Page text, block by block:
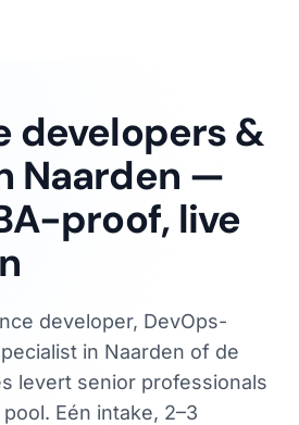
developers &
Naarden —
proof, live
developer, DevOps-
in Naarden of de
levert senior professionals
Eén intake, 2–3